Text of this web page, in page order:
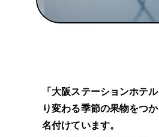
「大阪ステーションホテ
り変わる季節の果物をつ
名付けています。